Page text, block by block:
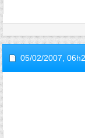
05/02/2007,